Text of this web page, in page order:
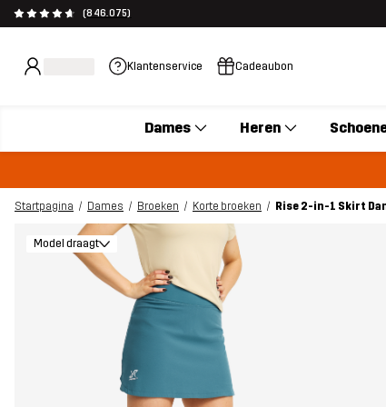
(846.075)
Klantenservice Cadeaubon
Dames Heren
Startpagina Dames Broeken Korte broeken
Rise 2-in-1 Skirt
Model draagt